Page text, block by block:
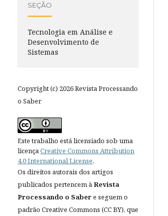
SEÇÃO
Tecnologia em Análise e
Desenvolvimento de
Sistemas
Copyright (c) 2026 Revista Processando
o Saber
Este trabalho está licensiado sob uma
licençaCreative Commons Attribution
4.0 International License.
Os direitos autorais dos artigos
publicados pertencem àRevista
Processando o Sabere seguem o
padrão Creative Commons (CC BY), que